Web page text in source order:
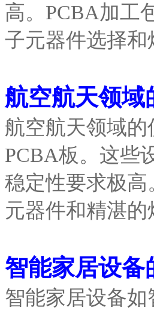
高。PCBA加工
子元器件选择
航空航天领域
航空航天领域
PCBA板。这些
稳定性要求极
元器件和精湛
智能家居设备
智能家居设备